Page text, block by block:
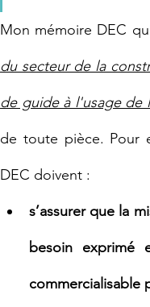
Mon mémoire DEC
du secteur de la
de guide à l'usage de
de toute pièce. Pour
DEC doivent :
s’assurer que la
besoin exprimé
commercialisable